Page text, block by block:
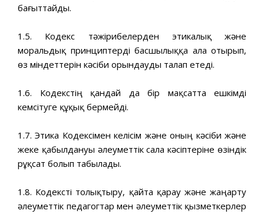
бағыттайды.
1.5. Кодекс тәжірибелерден этикалық және
моральдық принциптерді басшылыққа ала отырып,
өз міндеттерін кәсіби орындауды талап етеді.
1.6. Кодекстің қандай да бір мақсатта ешкімді
кемсітуге құқық бермейді.
1.7. Этика Кодексімен келісім және оның кәсіби және
жеке қабылдануы әлеуметтік сала кәсіптеріне өзіндік
рұқсат болып табылады.
1.8. Кодексті толықтыру, қайта қарау және жаңарту
әлеуметтік педагогтар мен әлеуметтік қызметкерлер